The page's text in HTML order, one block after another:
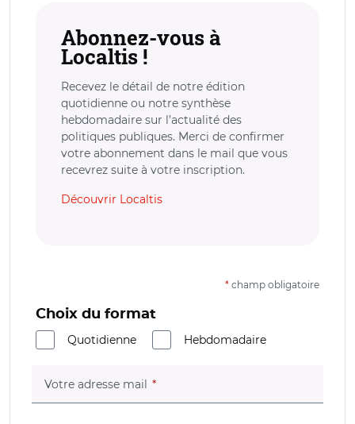
Abonnez-vous à
Localtis !
Recevez le détail de notre édition
quotidienne ou notre synthèse
hebdomadaire sur l’actualité des
politiques publiques. Merci de confirmer
votre abonnement dans le mail que vous
recevrez suite à votre inscription.
Découvrir Localtis
* champ obligatoire
Choix du format
Quotidienne
Hebdomadaire
Votre adresse mail (champ obligatoire)